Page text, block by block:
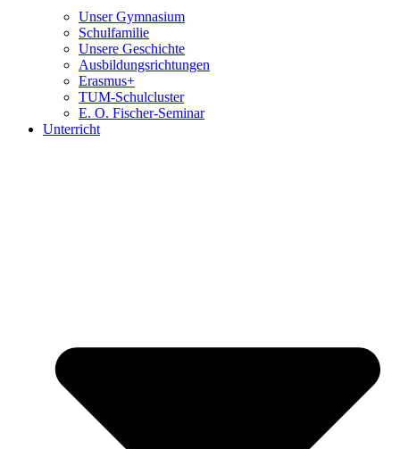
Unser Gymnasium
Schulfamilie
Unsere Geschichte
Ausbildungsrichtungen
Erasmus+
TUM-Schulcluster
E. O. Fischer-Seminar
Unterricht